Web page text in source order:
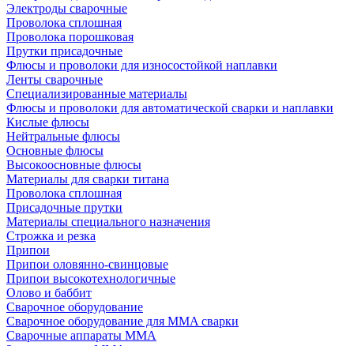
Электроды сварочные
Проволока сплошная
Проволока порошковая
Прутки присадочные
Флюсы и проволоки для износостойкой наплавки
Ленты сварочные
Специализированные материалы
Флюсы и проволоки для автоматической сварки и наплавки
Кислые флюсы
Нейтральные флюсы
Основные флюсы
Высокоосновные флюсы
Материалы для сварки титана
Проволока сплошная
Присадочные прутки
Материалы специального назначения
Строжка и резка
Припои
Припои оловянно-свинцовые
Припои высокотехнологичные
Олово и баббит
Сварочное оборудование
Сварочное оборудование для MMA сварки
Сварочные аппараты MMA